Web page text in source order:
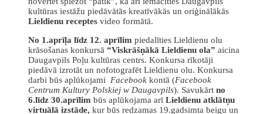
kultūras iestāžu piedāvātās kreatīvākās un oriģinālākās
Lieldienu receptes video formātā.
No 1.aprīļa līdz 12. aprīlim piedalīties Lieldienu olu
krāsošanas konkursā “Viskrāšņākā Lieldienu ola” aicina
Daugavpils Poļu kultūras centrs. Konkursa rīkotāji
piedāvā izrotāt un nofotografēt Lieldienu olu. Konkursa
darbi būs aplūkojami Facebook kontā (Facebook
Centrum Kultury Polskiej w Daugavpils). Savukārt no
6.līdz 30.aprīlim būs aplūkojama arīLieldienu atklātņu
virtuālā izstāde, kur būs redzamas 19.gadsimta beigu un